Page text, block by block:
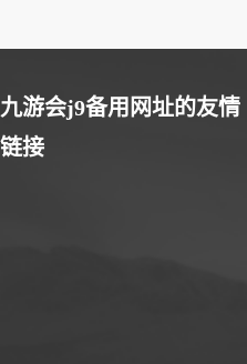
九游会j9备用网址的友情
链接